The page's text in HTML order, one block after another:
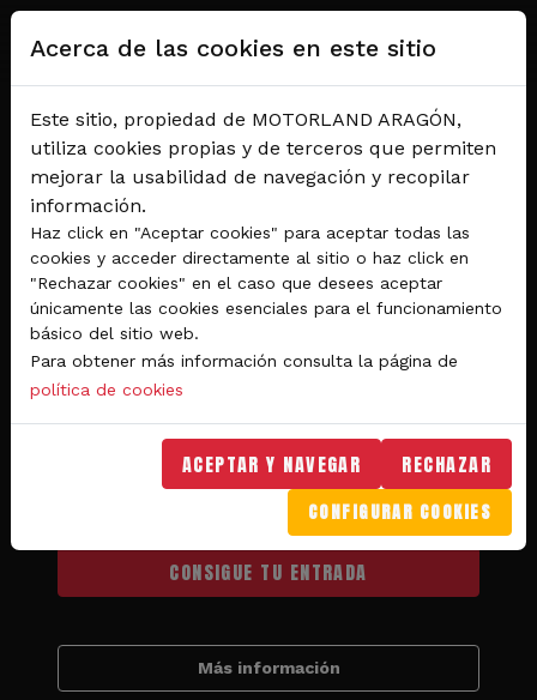
Pasar al contenido principal
Del 28 al 30 de agosto 2026
Circuito de velocidad
GRAN PREMIO
MICHELIN® DE ARAGÓN
DE MOTOGP™ 2026
CONSIGUE TU ENTRADA
Más información
Acerca de las cookies en este sitio
Este sitio, propiedad de MOTORLAND ARAGÓN,
utiliza cookies propias y de terceros que permiten
mejorar la usabilidad de navegación y recopilar
información.
Haz click en "Aceptar cookies" para aceptar todas las
cookies y acceder directamente al sitio o haz click en
"Rechazar cookies" en el caso que desees aceptar
únicamente las cookies esenciales para el funcionamiento
básico del sitio web.
Para obtener más información consulta la página de
política de cookies
ACEPTAR Y NAVEGAR RECHAZAR
CONFIGURAR COOKIES